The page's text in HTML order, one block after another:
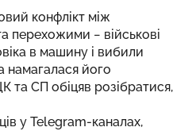
конфлікт між
перехожими − військові
в машину і вибили
намагалася його
та СП обіцяв розібратися,
у Telegram-каналах,